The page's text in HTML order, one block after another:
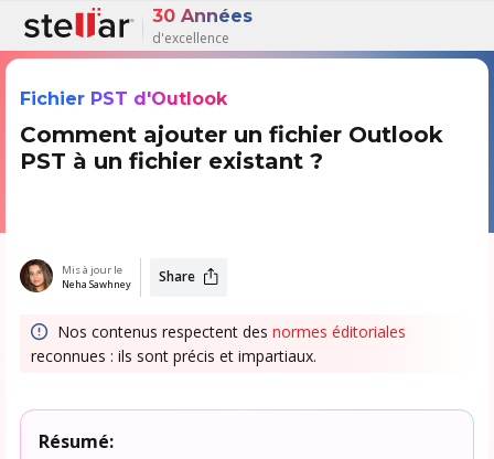
30 Années
d'excellence
Fichier PST d'Outlook
Comment ajouter un fichier Outlook
PST à un fichier existant ?
Mis à jour le
Neha Sawhney Share
Nos contenus respectent des normes éditoriales
reconnues : ils sont précis et impartiaux.
Résumé: